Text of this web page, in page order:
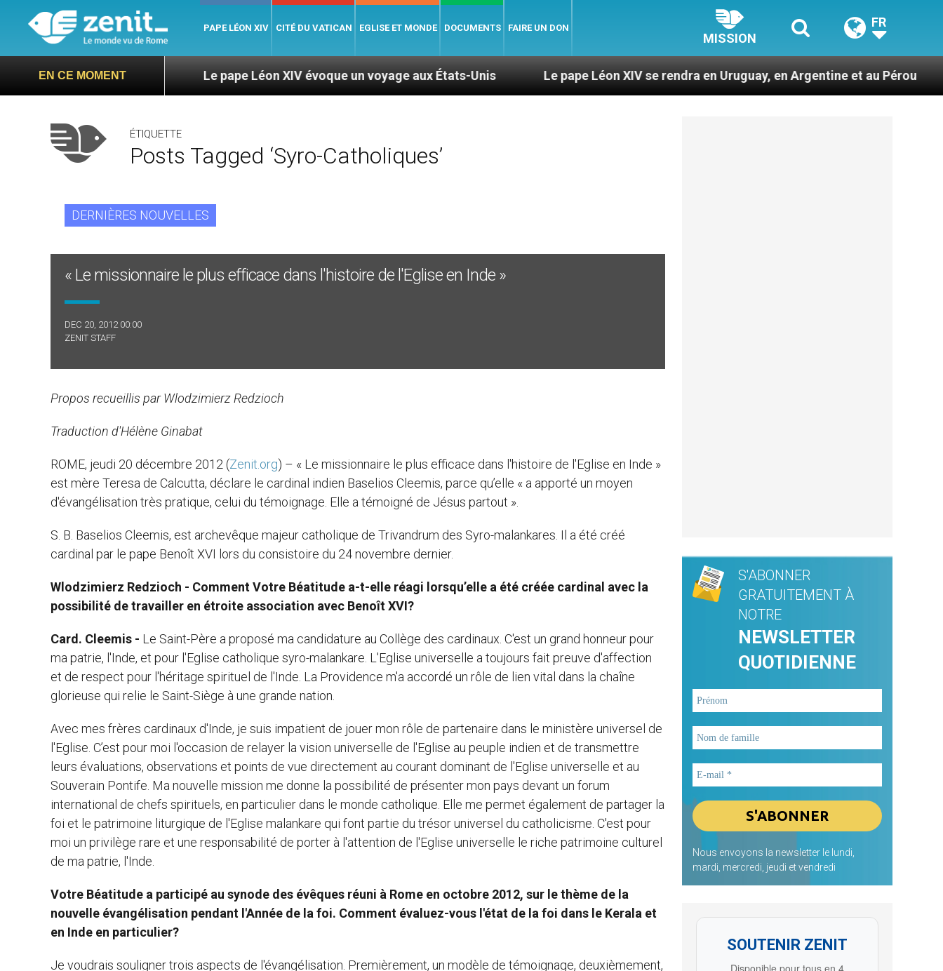
PAPE LÉON XIV CITÉ DU VATICAN EGLISE ET MONDE DOCUMENTS FAIRE UN DON
MISSION
FR
EN CE MOMENT
Langa Le pape Léon XIV évoque un voyage aux États-Unis Le pape Léon XIV se rendra en Uruguay, en Argentine et au Pérou Des
ÉTIQUETTE
Posts Tagged ‘syro-Catholiques’
DERNIÈRES NOUVELLES
« Le missionnaire le plus efficace dans l'histoire de l'Eglise en Inde »
DEC 20, 2012 00:00
ZENIT STAFF
Propos recueillis par Wlodzimierz Redzioch
Traduction d'Hélène Ginabat
ROME, jeudi 20 décembre 2012 (Zenit.org) – « Le missionnaire le plus efficace dans l'histoire de l'Eglise en Inde »
est mère Teresa de Calcutta, déclare le cardinal indien Baselios Cleemis, parce qu’elle « a apporté un moyen
d'évangélisation très pratique, celui du témoignage. Elle a témoigné de Jésus partout ».
S. B. Baselios Cleemis, est archevêque majeur catholique de Trivandrum des Syro-malankares. Il a été créé
cardinal par le pape Benoît XVI lors du consistoire du 24 novembre dernier.
Wlodzimierz Redzioch - Comment Votre Béatitude a-t-elle réagi lorsqu’elle a été créée cardinal avec la
possibilité de travailler en étroite association avec Benoît XVI?
Card. Cleemis - Le Saint-Père a proposé ma candidature au Collège des cardinaux. C'est un grand honneur pour
ma patrie, l'Inde, et pour l'Eglise catholique syro-malankare. L'Eglise universelle a toujours fait preuve d'affection
et de respect pour l'héritage spirituel de l'Inde. La Providence m'a accordé un rôle de lien vital dans la chaîne
glorieuse qui relie le Saint-Siège à une grande nation.
Avec mes frères cardinaux d'Inde, je suis impatient de jouer mon rôle de partenaire dans le ministère universel de
l'Eglise. C’est pour moi l'occasion de relayer la vision universelle de l'Eglise au peuple indien et de transmettre
leurs évaluations, observations et points de vue directement au courant dominant de l'Eglise universelle et au
Souverain Pontife. Ma nouvelle mission me donne la possibilité de présenter mon pays devant un forum
international de chefs spirituels, en particulier dans le monde catholique. Elle me permet également de partager la
foi et le patrimoine liturgique de l'Eglise malankare qui font partie du trésor universel du catholicisme. C'est pour
moi un privilège rare et une responsabilité de porter à l'attention de l'Eglise universelle le riche patrimoine culturel
de ma patrie, l'Inde.
Votre Béatitude a participé au synode des évêques réuni à Rome en octobre 2012, sur le thème de la
nouvelle évangélisation pendant l'Année de la foi. Comment évaluez-vous l'état de la foi dans le Kerala et
en Inde en particulier?
Je voudrais souligner trois aspects de l'évangélisation. Premièrement, un modèle de témoignage, deuxièmement,
S'ABONNER
GRATUITEMENT À
NOTRE
NEWSLETTER
QUOTIDIENNE
Nous envoyons la newsletter le lundi,
mardi, mercredi, jeudi et vendredi
SOUTENIR ZENIT
Disponible pour tous en 4